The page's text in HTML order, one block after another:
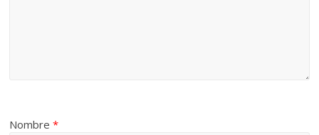
Nombre*